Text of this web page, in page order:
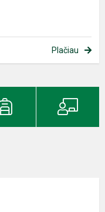
Plačiau